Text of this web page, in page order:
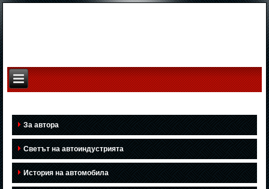
За автора
Светът на автоиндустрията
История на автомобила